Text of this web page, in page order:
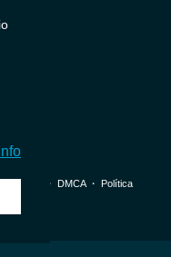
・ DMCA・ Política
Info